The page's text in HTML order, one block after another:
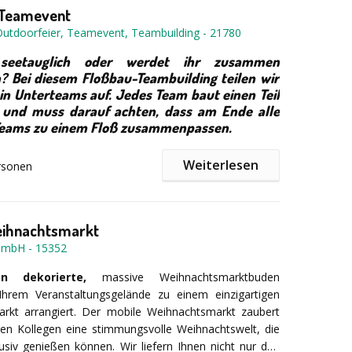
IPS Shooting System, Rennsimulator, Wii
Bahn, Dartautomat, Boxautomat, VR Tischkicker und
Teamevent, Teambuilding- 21780
oder werdet ihr zusammen
Bei diesem Floßbau-Teambuilding teilen wir
Unterteams auf. Jedes Team baut einen Teil
muss darauf achten, dass am Ende alle
zu einem Floß zusammenpassen.
Team stark ist und lernt durch professionelle
Ende des Events, was euch noch mehr als Team
Teams in die Ausgangssituation
Weiterlesen
- 15352
dekorierte, massive Weihnachtsmarktbuden
Veranstaltungsgelände zu einem einzigartigen
arrangiert. Der mobile Weihnachtsmarkt zaubert
Kollegen eine stimmungsvolle Weihnachtswelt, die
genießen können. Wir liefern Ihnen nicht nur den